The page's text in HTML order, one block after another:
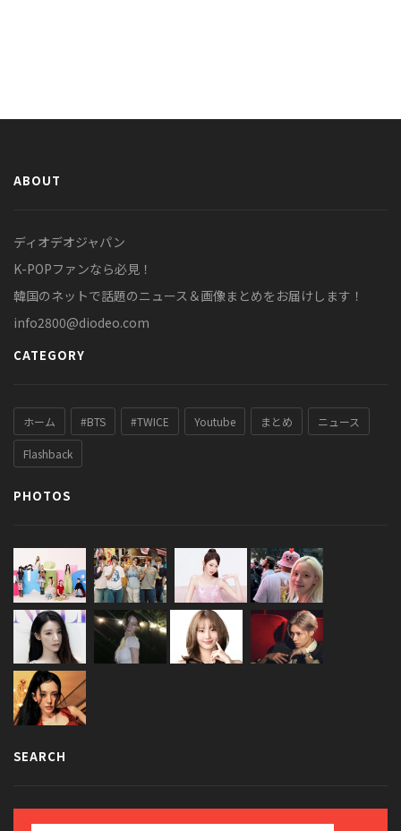
ABOUT
ディオデオジャパン
K-POPファンなら必見！
韓国のネットで話題のニュース＆画像まとめをお届けします！
info2800@diodeo.com
CATEGORY
ホーム #BTS #TWICE Youtube まとめ ニュース
Flashback
PHOTOS
SEARCH